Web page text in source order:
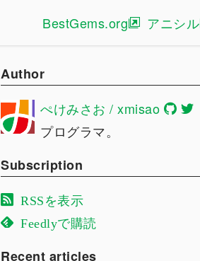
BestGems.org アニシル
Author
ぺけみさお / xmisao
プログラマ。
Subscription
RSSを表示
Feedlyで購読
Recent articles